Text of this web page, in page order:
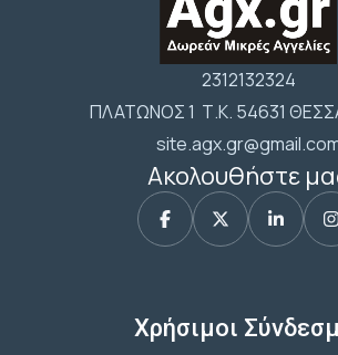
2312132324
ΠΛΑΤΩΝΟΣ 1 Τ.Κ. 54631
Ακολουθήστε
Χρήσιμοι